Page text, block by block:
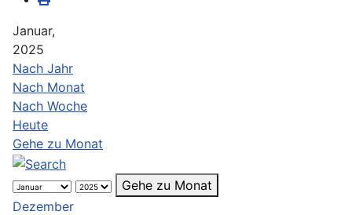
Januar,
2025
Nach Jahr
Nach Monat
Nach Woche
Heute
Gehe zu Monat
Gehe zu Monat
Dezember